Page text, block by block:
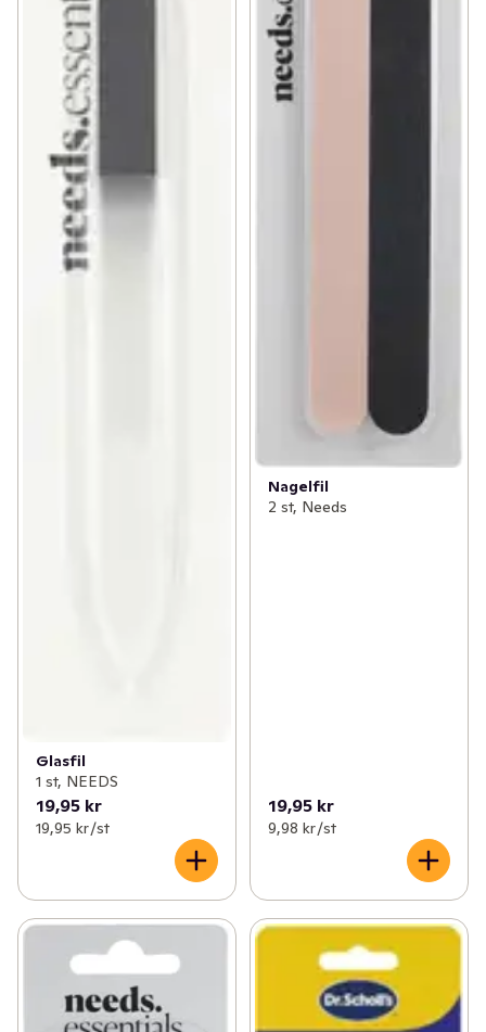
Glasfil
1 st, NEEDS
19,95 kr
19,95 kr /st
Nagelfil
2 st, Needs
19,95 kr
9,98 kr /st